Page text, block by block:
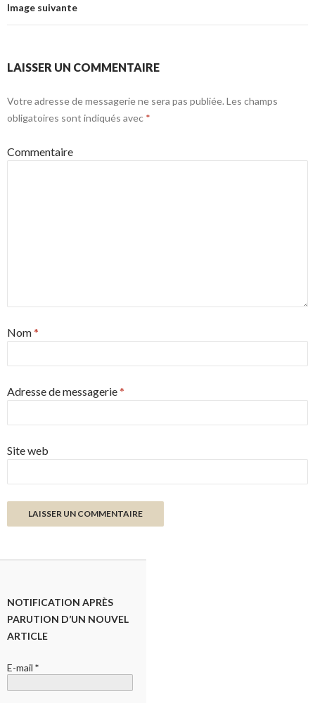
Image suivante
LAISSER UN COMMENTAIRE
Votre adresse de messagerie ne sera pas publiée. Les champs
obligatoires sont indiqués avec *
Commentaire
Nom*
Adresse de messagerie*
Site web
NOTIFICATION APRÈS
PARUTION D’UN NOUVEL
ARTICLE
E-mail *